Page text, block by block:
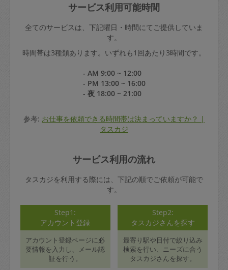
サービス利用可能時間
全てのサービスは、下記曜日・時間にてご提供していま
す。
時間帯は3種類あります。いずれも1回あたり3時間です。
- AM 9:00 ~ 12:00
- PM 13:00 ~ 16:00
- 夜 18:00 ~ 21:00
参考: お仕事を依頼できる時間帯は決まっていますか？ |
タスカジ
サービス利用の流れ
タスカジを利用する際には、下記の順でご依頼が可能で
す。
Step1:
アカウント登録
アカウント登録ページに必
要情報を入力し、メール認
証を行う。
Step2:
タスカジさんを探す
最寄り駅や日付で絞り込み
検索を行い、ニーズに合う
タスカジさんを探す。